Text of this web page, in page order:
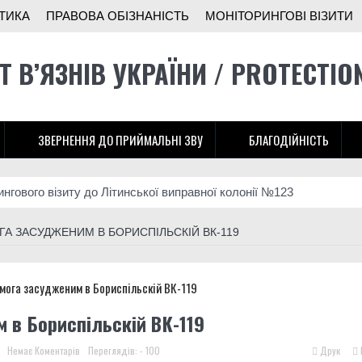
ПРАВОВА ОБІЗНАНІСТЬ МОНІТОРИНГОВІ ВІЗИТИ
В’ЯЗНІВ УКРАЇНИ /
ЗВЕРНЕННЯ ДО ПРИЙМАЛЬНІ ЗВУ БЛАГОДІЙНІСТЬ
візиту до Літинської виправної колонії №123
українців, хтось, за версією слідства, заробляв на
візиту до Вінницької виправної колонії №86
візиту до Вінницької установи виконання покарань №1
ОБСЄ докази депортації людей із місць несвободи на
ЗАСУДЖЕНИМ В БОРИСПІЛЬСКІЙ ВК-119
Бориспільскій ВК-119
Немає Коментарів Переглядів: - 100 Друк